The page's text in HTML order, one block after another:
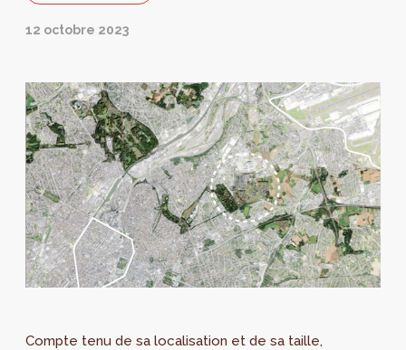
12 octobre 2023
Compte tenu de sa localisation et de sa taille,